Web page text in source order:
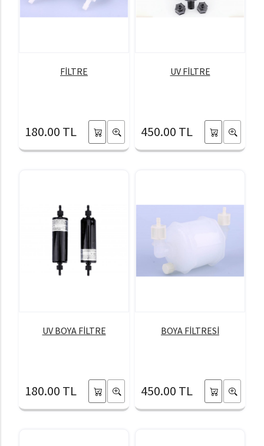
FİLTRE
180.00 TL
UV FİLTRE
450.00 TL
UV BOYA FİLTRE
180.00 TL
BOYA FİLTRESİ
450.00 TL